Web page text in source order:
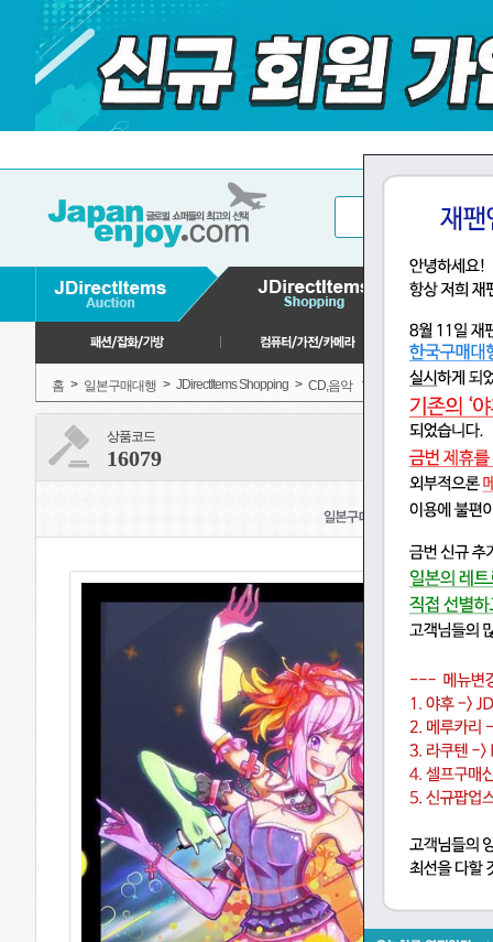
홈 > 일본구매대행 > JDirectItems Shopping > CD,음악 일본 전통 음악
상품코드
16079